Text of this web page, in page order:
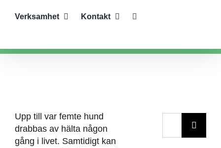
Verksamhet Kontakt
Upp till var femte hund
drabbas av hälta någon
gång i livet. Samtidigt kan